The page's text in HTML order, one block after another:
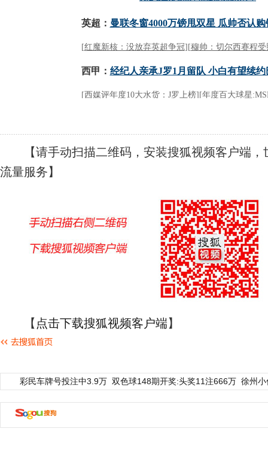
【请手动扫描二维码，安装搜狐视频客户端，
流量服务】
【 点击下载搜狐视频客户端】
彩民车牌号投注中3.9万 双色球148期开奖:头奖11注666万 徐州